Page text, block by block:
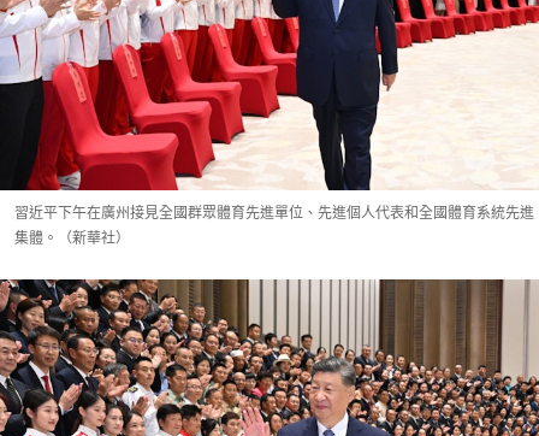
習近平下午在廣州接見全國群眾體育先進單位、先進個人代表和全國體育系統先進
集體。（新華社）